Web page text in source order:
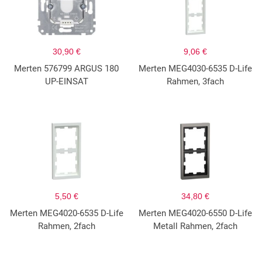
30,90 €
Merten 576799 ARGUS 180
UP-EINSAT
9,06 €
Merten MEG4030-6535 D-Life
Rahmen, 3fach
5,50 €
Merten MEG4020-6535 D-Life
Rahmen, 2fach
34,80 €
Merten MEG4020-6550 D-Life
Metall Rahmen, 2fach